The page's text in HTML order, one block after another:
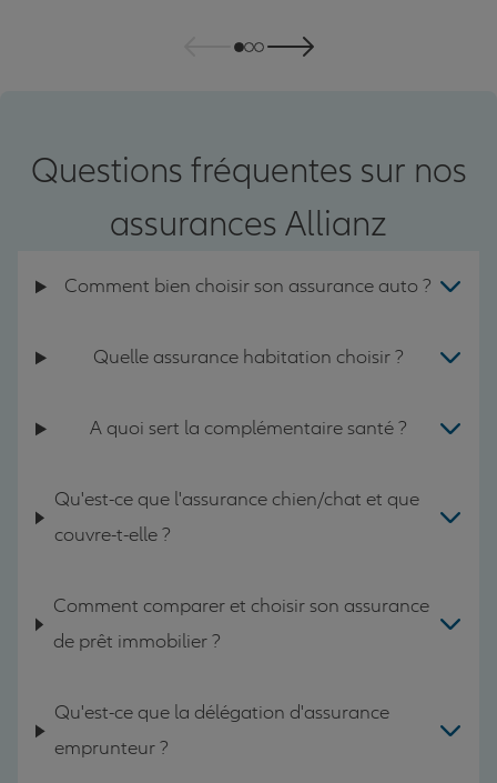
Questions fréquentes sur nos
assurances Allianz
Comment bien choisir son assurance auto ?
Quelle assurance habitation choisir ?
A quoi sert la complémentaire santé ?
Qu'est-ce que l'assurance chien/chat et que
couvre-t-elle ?
Comment comparer et choisir son assurance
de prêt immobilier ?
Qu'est-ce que la délégation d'assurance
emprunteur ?